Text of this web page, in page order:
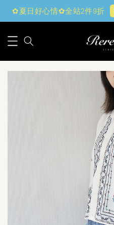
✿夏日好心情✿全站2件9折